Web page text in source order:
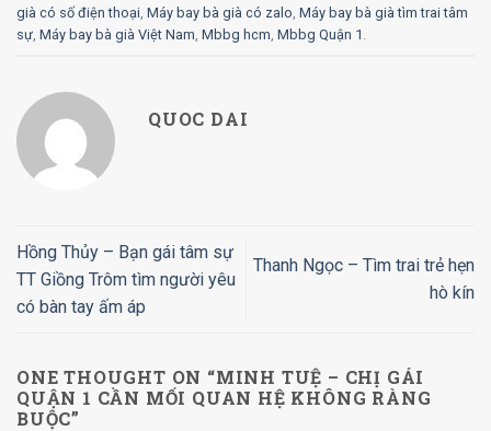
già có số điện thoại Máy bay bà già có zalo Máy bay bà già tìm trai tâm
sự Máy bay bà già Việt Nam Mbbg hcm Mbbg Quận 1
QUOC DAI
Hồng Thủy – Bạn gái tâm sự
TT Giồng Trôm tìm người yêu
có bàn tay ấm áp
Thanh Ngọc – Tìm trai trẻ hẹn
hò kín
ONE THOUGHT ON “MINH TUỆ – CHỊ GÁI
QUẬN 1 CẦN MỐI QUAN HỆ KHÔNG RÀNG
BUỘC”